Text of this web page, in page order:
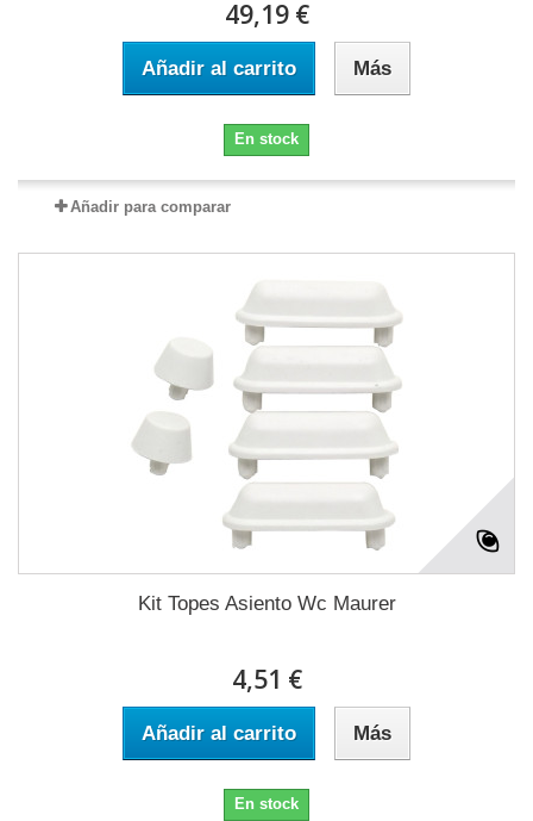
49,19 €
Añadir al carrito Más
En stock
Añadir para comparar
Kit Topes Asiento Wc Maurer
4,51 €
Añadir al carrito Más
En stock